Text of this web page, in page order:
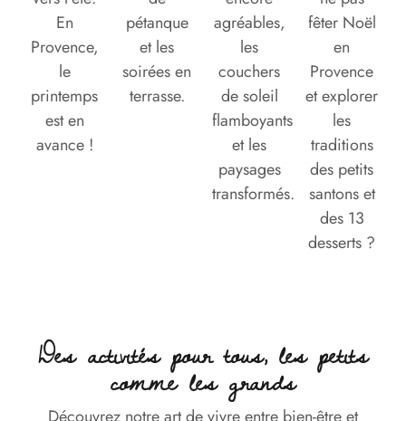
En
Provence,
le
printemps
est en
avance !
pétanque
et les
soirées en
terrasse.
agréables,
les
couchers
de soleil
flamboyants
et les
paysages
transformés.
fêter Noël
en
Provence
et explorer
les
traditions
des petits
santons et
des 13
desserts ?
Des activités pour tous, les petits
comme les grands